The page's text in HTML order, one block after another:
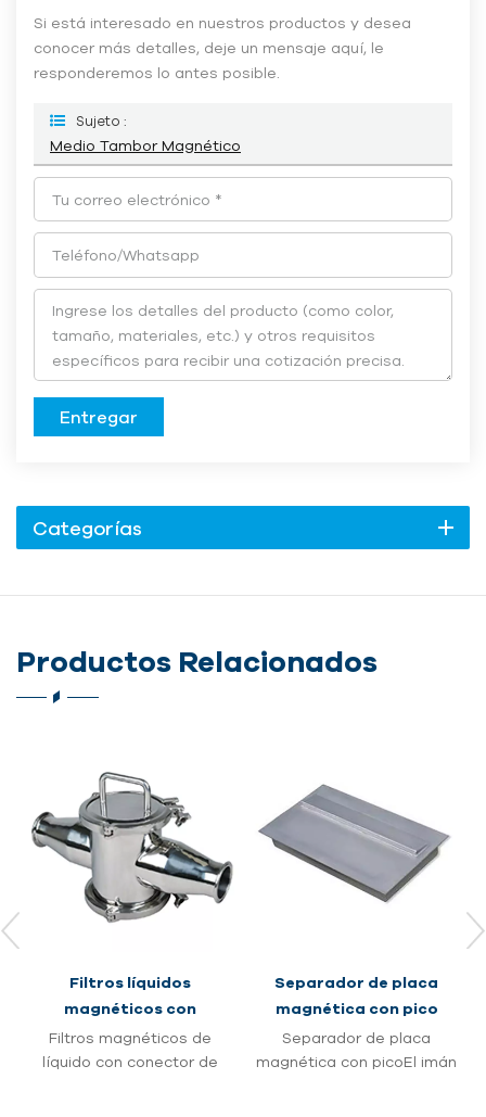
Si está interesado en nuestros productos y desea
conocer más detalles, deje un mensaje aquí, le
responderemos lo antes posible.
Sujeto :
Medio Tambor Magnético
Entregar
Categorías
Productos Relacionados
Filtros líquidos
magnéticos con
conector de interfaz
rápida
Filtros magnéticos de
líquido con conector de
Separador de placa
magnética con pico
Separador de placa
magnética con picoEl imán